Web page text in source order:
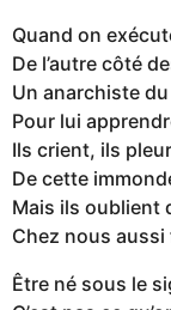
Quand on
De l’autre côté
Un anarchiste
Pour lui
Ils crient, ils
De cette
Mais ils oublient
Chez nous
Être né sous le